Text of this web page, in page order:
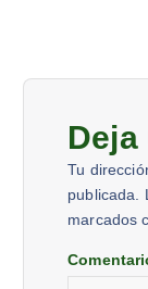
Tu
publicada.
marcados